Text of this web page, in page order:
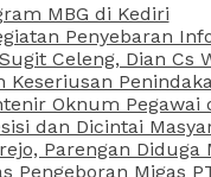
MBG di Kediri
Penyebaran
Celeng, Dian Cs
Oknum Pegawai
dan Dicintai
Parengan Diduga
Migas